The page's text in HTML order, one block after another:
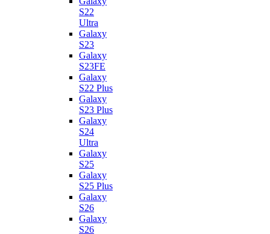
S22
Ultra
Galaxy
S23
Galaxy
S23FE
Galaxy
S22 Plus
Galaxy
S23 Plus
Galaxy
S24
Ultra
Galaxy
S25
Galaxy
S25 Plus
Galaxy
S26
Galaxy
S26